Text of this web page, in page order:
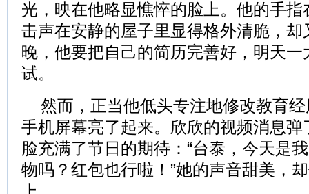
光，映在他略显憔悴的脸上。他的手
击声在安静的屋子里显得格外清脆，
晚，他要把自己的简历完善好，明天
试。
然而，正当他低头专注地修改教育
手机屏幕亮了起来。欣欣的视频消息
脸充满了节日的期待：“台泰，今天是
物吗？红包也行啦！”她的声音甜美，